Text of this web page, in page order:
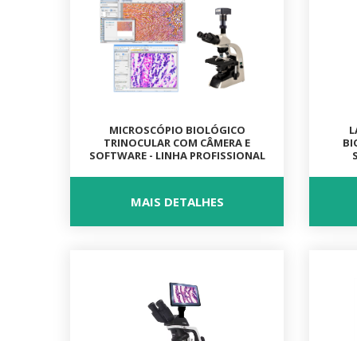
MICROSCÓPIO BIOLÓGICO
TRINOCULAR COM CÂMERA E
SOFTWARE - LINHA PROFISSIONAL
MAIS DETALHES